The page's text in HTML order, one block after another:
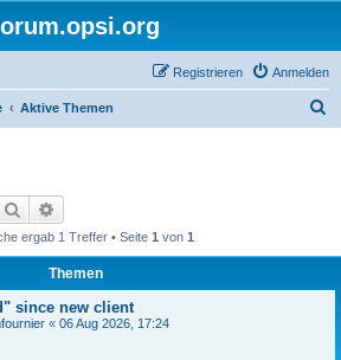
Anmelden
Registrieren
Aktive Themen
Suche
ergab 1 Treffer • Seite 1 von 1
Themen
since new client
« 06 Aug 2026, 17:24